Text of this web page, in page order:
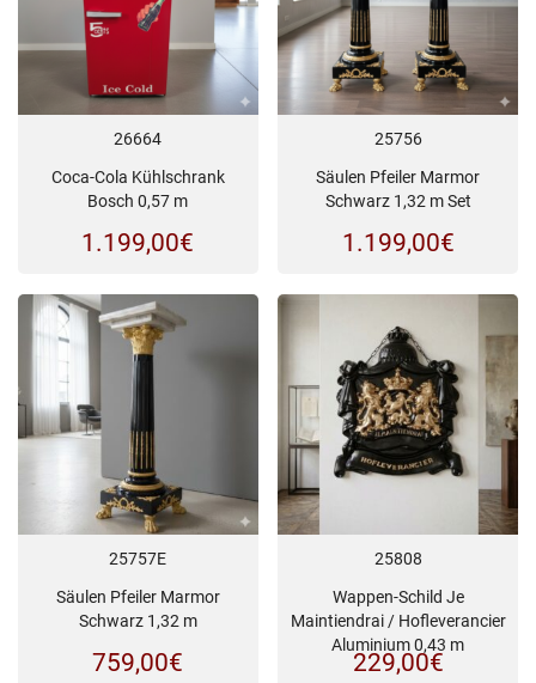
26664
Coca-Cola Kühlschrank
Bosch 0,57 m
1.199,00€
25756
Säulen Pfeiler Marmor
Schwarz 1,32 m Set
1.199,00€
25757E
Säulen Pfeiler Marmor
Schwarz 1,32 m
759,00€
25808
Wappen-Schild Je
Maintiendrai / Hofleverancier
Aluminium 0,43 m
229,00€